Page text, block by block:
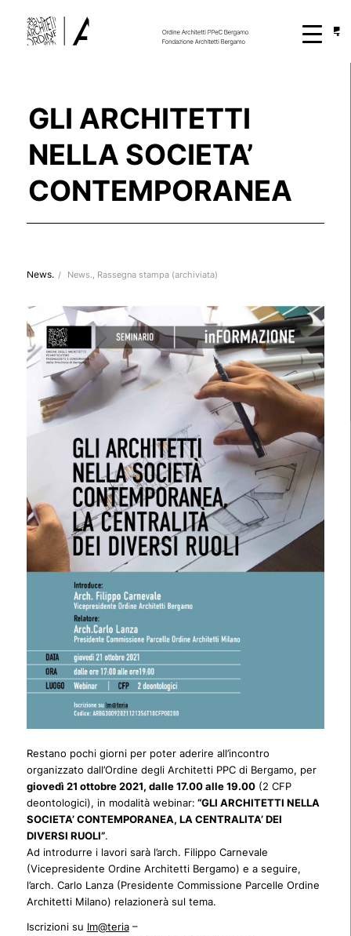
GLI ARCHITETTI
NELLA SOCIETA’
CONTEMPORANEA
News. / News., Rassegna stampa (archiviata)
Restano pochi giorni per poter aderire all’incontro
organizzato dall’Ordine degli Architetti PPC di Bergamo, per
giovedì 21 ottobre 2021, dalle 17.00 alle 19.00(2 CFP
deontologici), in modalità webinar: “GLI ARCHITETTI NELLA
SOCIETA’ CONTEMPORANEA, LA CENTRALITA’ DEI
DIVERSI RUOLI”.
Ad introdurre i lavori sarà l’arch. Filippo Carnevale
(Vicepresidente Ordine Architetti Bergamo) e a seguire,
l’arch. Carlo Lanza (Presidente Commissione Parcelle Ordine
Architetti Milano) relazionerà sul tema.
Iscrizioni su Im@teria–